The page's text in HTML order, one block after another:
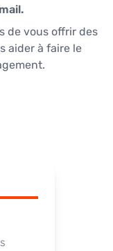
de vous offrir des
aider à faire le